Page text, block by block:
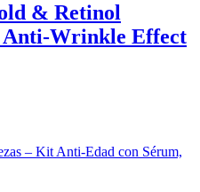
& Retinol
Wrinkle Effect